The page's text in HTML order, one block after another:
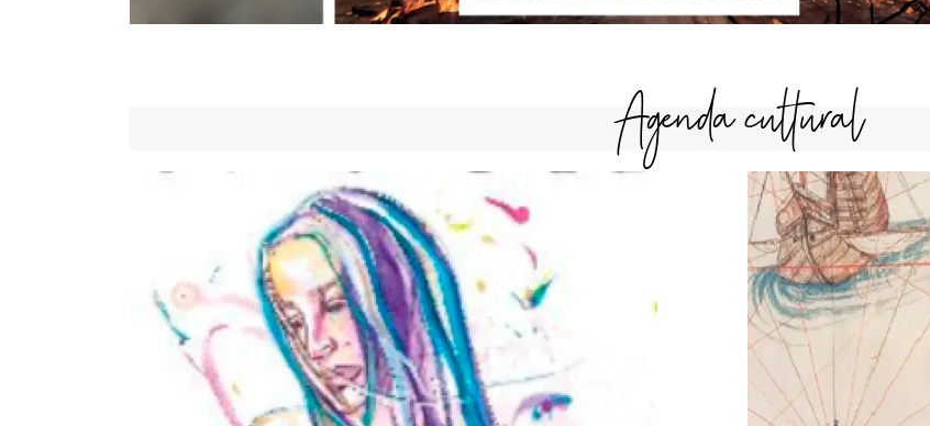
Agenda cultural